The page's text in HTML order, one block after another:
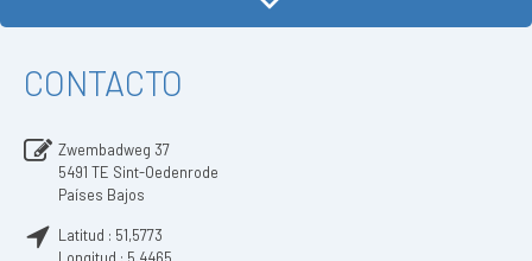
CONTACTO
Zwembadweg 37
5491 TE Sint-Oedenrode
Países Bajos
Latitud : 51,5773